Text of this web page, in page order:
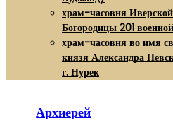
храм-часовня
Богородицы 201
храм-часовня во имя
князя Александра
г. Нурек
Архиерей